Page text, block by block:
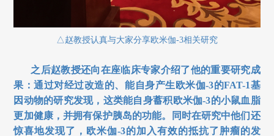
△赵教授认真与大家分享欧米伽-3相关研究
之后赵教授还向在座临床专家介绍了他的重要研究成
果：通过对经过改造的、能自身产生欧米伽-3的FAT-1基
因动物的研究发现，这类能自身蓄积欧米伽-3的小鼠血脂
更加健康，并拥有保护胰岛的功能。同时在研究中他们还
惊喜地发现了，欧米伽-3的加入有效的抵抗了肿瘤的发